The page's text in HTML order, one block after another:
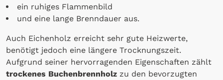
ein ruhiges Flammenbild
und eine lange Brenndauer aus.
Auch Eichenholz erreicht sehr gute Heizwerte,
benötigt jedoch eine längere Trocknungszeit.
Aufgrund seiner hervorragenden Eigenschaften zählt
trockenes Buchenbrennholz zu den bevorzugten